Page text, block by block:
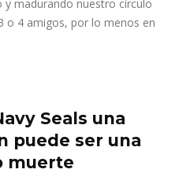
y madurando nuestro círculo
o 4 amigos, por lo menos en
Seals una
puede ser una
muerte